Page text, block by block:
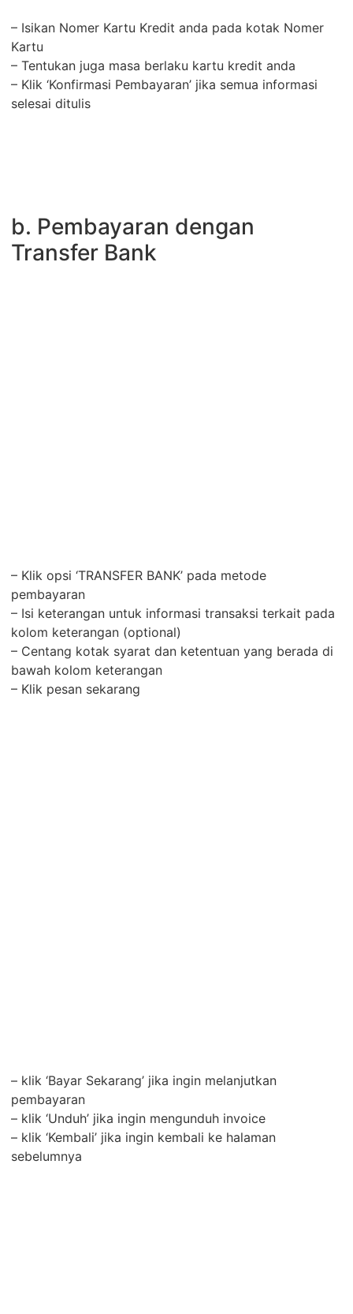
– Isikan Nomer Kartu Kredit anda pada kotak Nomer
Kartu
– Tentukan juga masa berlaku kartu kredit anda
– Klik ‘Konfirmasi Pembayaran’ jika semua informasi
selesai ditulis
b. Pembayaran dengan
Transfer Bank
– Klik opsi ‘TRANSFER BANK’ pada metode
pembayaran
– Isi keterangan untuk informasi transaksi terkait pada
kolom keterangan (optional)
– Centang kotak syarat dan ketentuan yang berada di
bawah kolom keterangan
– Klik pesan sekarang
– klik ‘Bayar Sekarang’ jika ingin melanjutkan
pembayaran
– klik ‘Unduh’ jika ingin mengunduh invoice
– klik ‘Kembali’ jika ingin kembali ke halaman
sebelumnya